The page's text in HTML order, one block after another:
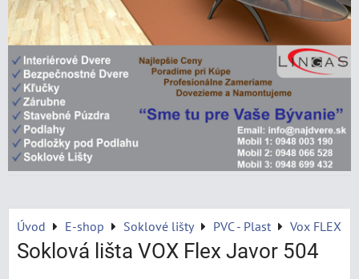
Úvod E-shop Soklové lišty PVC - Plast Vox FLEX
Soklová lišta VOX Flex Javor 504